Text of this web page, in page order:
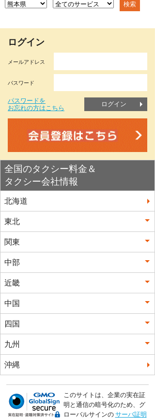
ログイン
メールアドレス
パスワード
パスワードを
お忘れの方はこちら
ログイン
全国のタクシー料金＆
タクシー会社情報
北海道
東北
関東
中部
近畿
中国
四国
九州
沖縄
このサイトは、企業の実在証
明と通信の暗号化のため、グ
ローバルサインの サーバ証明